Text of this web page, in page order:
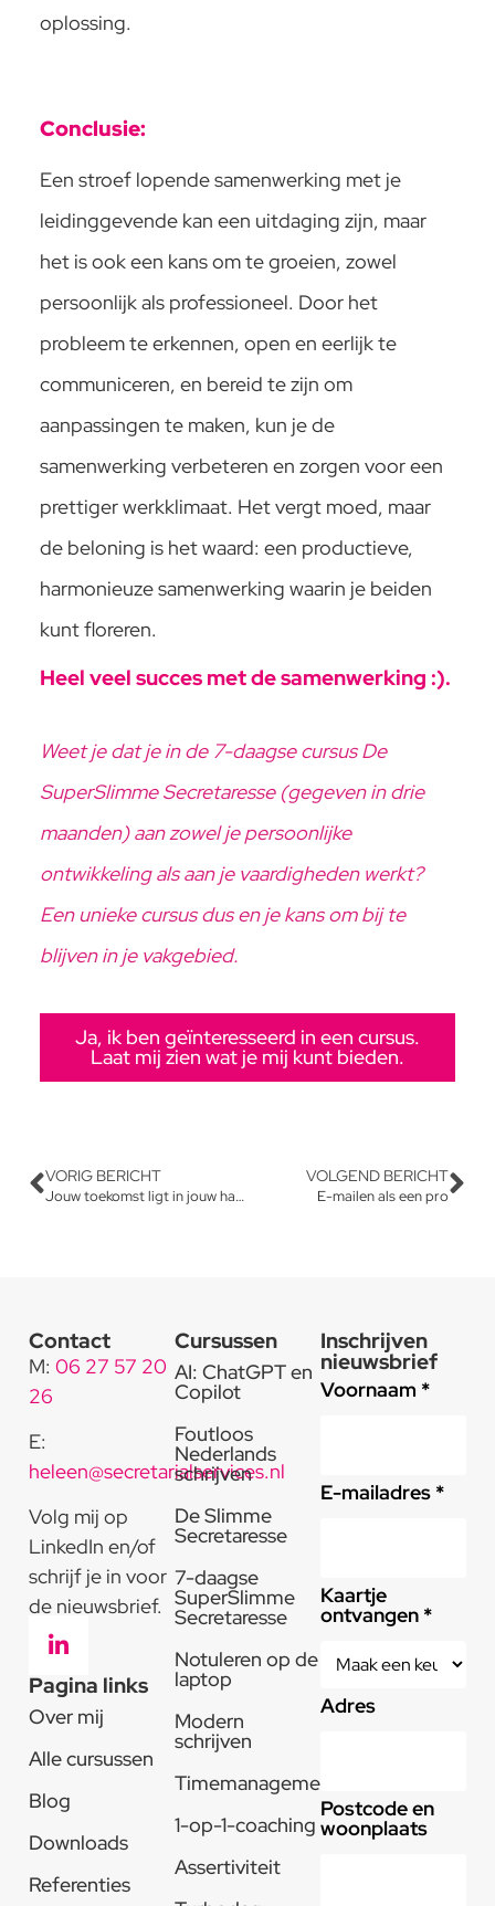
oplossing.
Conclusie:
Een stroef lopende samenwerking met je
leidinggevende kan een uitdaging zijn, maar
het is ook een kans om te groeien, zowel
persoonlijk als professioneel. Door het
probleem te erkennen, open en eerlijk te
communiceren, en bereid te zijn om
aanpassingen te maken, kun je de
samenwerking verbeteren en zorgen voor een
prettiger werkklimaat. Het vergt moed, maar
de beloning is het waard: een productieve,
harmonieuze samenwerking waarin je beiden
kunt floreren.
Heel veel succes met de samenwerking :).
Weet je dat je in de 7-daagse cursus De
SuperSlimme Secretaresse (gegeven in drie
maanden) aan zowel je persoonlijke
ontwikkeling als aan je vaardigheden werkt?
Een unieke cursus dus en je kans om bij te
blijven in je vakgebied.
Ja, ik ben geïnteresseerd in een cursus.
Laat mij zien wat je mij kunt bieden.
VORIG BERICHT
Jouw toekomst ligt in jouw handen!
VOLGEND BERICHT
E-mailen als een pro
Contact
M: 06 27 57 20
26
E:
heleen@secretarialservices.nl
Volg mij op
LinkedIn en/of
schrijf je in voor
de nieuwsbrief.
Pagina links
Over mij
Alle cursussen
Blog
Downloads
Referenties
Cursussen
AI: ChatGPT en
Copilot
Foutloos
Nederlands
schrijven
De Slimme
Secretaresse
7-daagse
SuperSlimme
Secretaresse
Notuleren op de
laptop
Modern
schrijven
Timemanagement
1-op-1-coaching
Assertiviteit
Inschrijven
nieuwsbrief
Voornaam *
E-mailadres *
Kaartje
ontvangen *
Adres
Postcode en
woonplaats